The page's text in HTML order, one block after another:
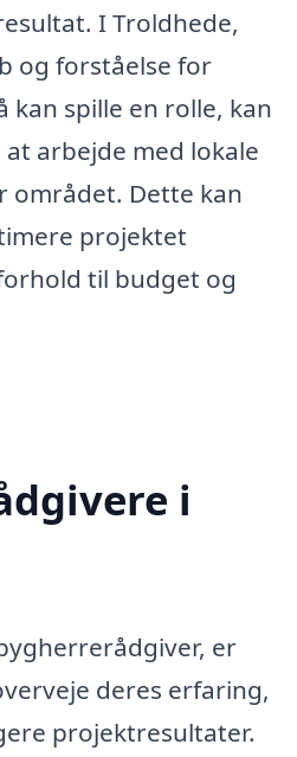
I Troldhede,
og forståelse for
kan spille en rolle, kan
arbejde med lokale
området. Dette kan
projektet
til budget og
i
er
deres erfaring,
projektresultater.